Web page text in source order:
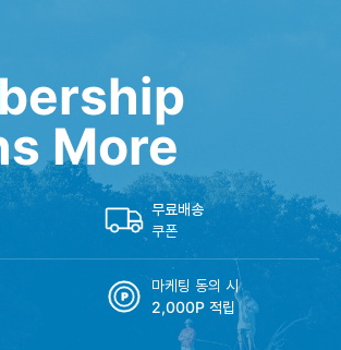
More
무료배송
쿠폰
마케팅 동의 시
2,000P 적립